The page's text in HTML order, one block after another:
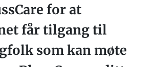
for at
får tilgang til
som kan møte